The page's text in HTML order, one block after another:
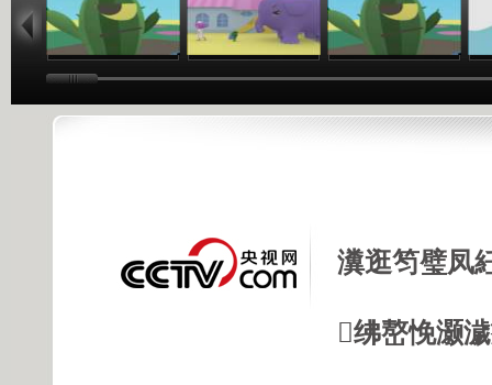
瀵逛笉璧凤
绋嶅悗灏